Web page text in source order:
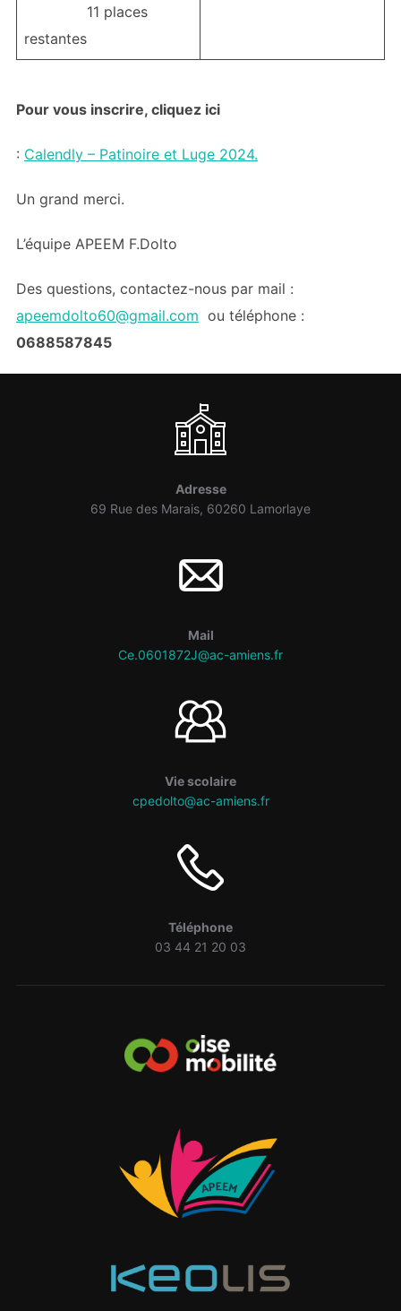
11 places
restantes
Pour vous inscrire, cliquez ici
: Calendly – Patinoire et Luge 2024.
Un grand merci.
L’équipe APEEM F.Dolto
Des questions, contactez-nous par mail :
apeemdolto60@gmail.com ou téléphone :
0688587845
Adresse
69 Rue des Marais, 60260 Lamorlaye
Mail
Ce.0601872J@ac-amiens.fr
Vie scolaire
cpedolto@ac-amiens.fr
Téléphone
03 44 21 20 03